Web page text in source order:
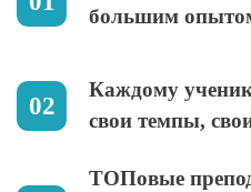
большим
Каждому
свои темпы,
ТОПовые